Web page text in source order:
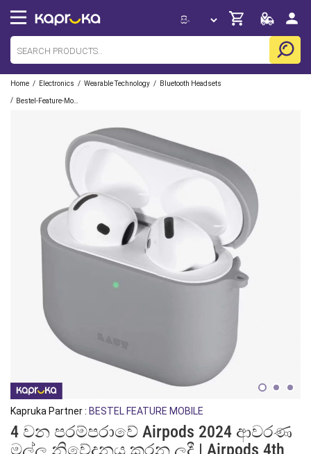
Home / Electronics / Wearable Technology / Bluetooth Headsets
/
Kapruka Partner : BESTEL FEATURE MOBILE
4 වන පරම්පරාවේ Airpods 2024 ආවරණ
මල්ල නිවේදනය කරන ලදී | Airpods 4th